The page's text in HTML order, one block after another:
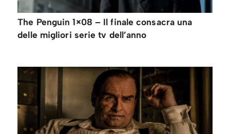
The Penguin 1×08 – Il finale consacra una
delle migliori serie tv dell’anno